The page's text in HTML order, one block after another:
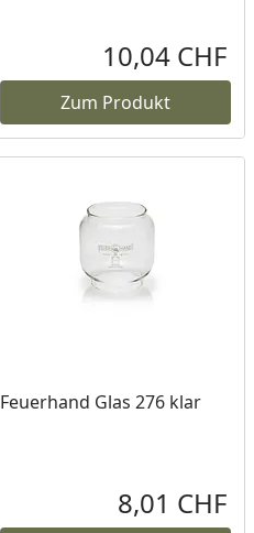
10,04 CHF
Zum Produkt
Feuerhand Glas 276 klar
8,01 CHF